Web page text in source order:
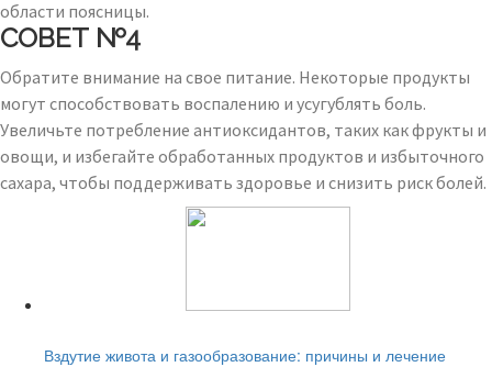
области поясницы.
СОВЕТ №4
Обратите внимание на свое питание. Некоторые продукты
могут способствовать воспалению и усугублять боль.
Увеличьте потребление антиоксидантов, таких как фрукты и
овощи, и избегайте обработанных продуктов и избыточного
сахара, чтобы поддерживать здоровье и снизить риск болей.
Вздутие живота и газообразование: причины и лечение